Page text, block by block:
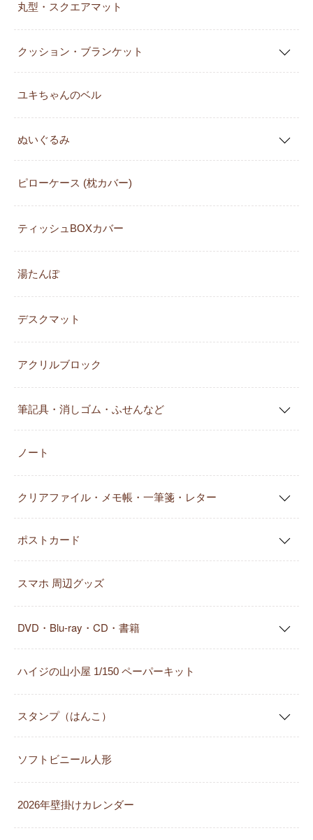
丸型・スクエアマット
クッション・ブランケット
ユキちゃんのベル
ぬいぐるみ
ピローケース (枕カバー)
ティッシュBOXカバー
湯たんぽ
デスクマット
アクリルブロック
筆記具・消しゴム・ふせんなど
ノート
クリアファイル・メモ帳・一筆箋・レター
ポストカード
スマホ 周辺グッズ
DVD・Blu-ray・CD・書籍
ハイジの山小屋 1/150 ペーパーキット
スタンプ（はんこ）
ソフトビニール人形
2026年壁掛けカレンダー